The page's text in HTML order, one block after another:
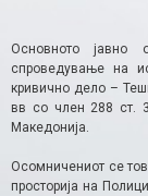
Основното јавно
спроведување на
кривично дело –
вв со член 288 ст.
Македонија.
Осомничениот се
просторија на